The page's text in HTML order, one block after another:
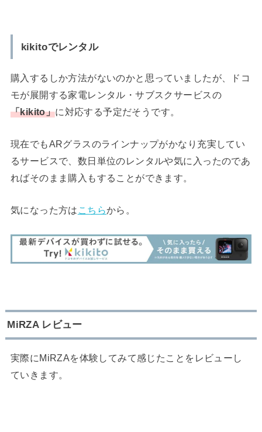
kikitoでレンタル
購入するしか方法がないのかと思っていましたが、ドコ
モが展開する家電レンタル・サブスクサービスの
「kikito」に対応する予定だそうです。
現在でもARグラスのラインナップがかなり充実してい
るサービスで、数日単位のレンタルや気に入ったのであ
ればそのまま購入もすることができます。
気になった方は こちらから。
MiRZA レビュー
実際にMiRZAを体験してみて感じたことをレビューし
ていきます。